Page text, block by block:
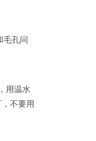
毛孔问
用温水
不要用